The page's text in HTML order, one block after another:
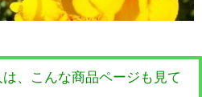
、こんな商品ページも見て